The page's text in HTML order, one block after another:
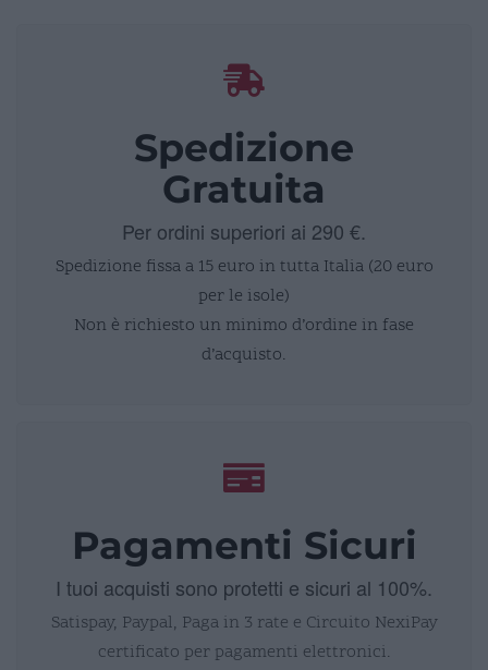
Spedizione
Gratuita
Per ordini superiori ai 290 €.
Spedizione fissa a 15 euro in tutta Italia (20 euro
per le isole)
Non è richiesto un minimo d’ordine in fase
d’acquisto.
Pagamenti Sicuri
I tuoi acquisti sono protetti e sicuri al 100%.
Satispay, Paypal, Paga in 3 rate e Circuito NexiPay
certificato per pagamenti elettronici.